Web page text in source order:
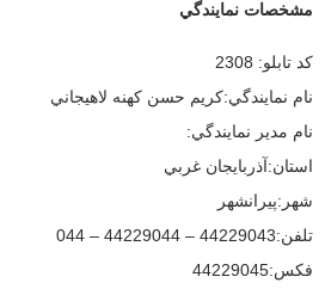
مشخصات نمايندگي
كد تابلو:2308
نام نمايندگي: كريم حسن كهنه لاهيجاني
نام مدير نمايندگي:
استان:آذربايجان غربي
شهر: پيرانشهر
تلفن:44229043 – 44229044 – 044
فكس: 44229045